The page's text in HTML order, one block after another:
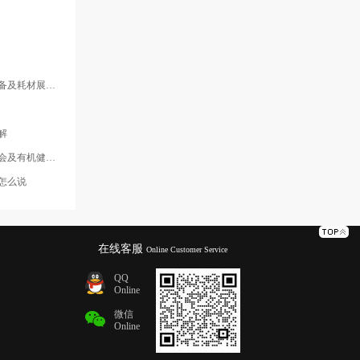
司
会展品范围
会时间地点
么说
在线客服 Online Customer Service
QQ
Online
微信
Online